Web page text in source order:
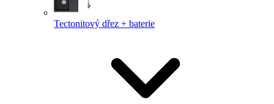
Tectonitový dřez + baterie